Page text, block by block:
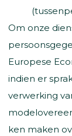
Om onze
Europese
indien er
verwerking
ken maken